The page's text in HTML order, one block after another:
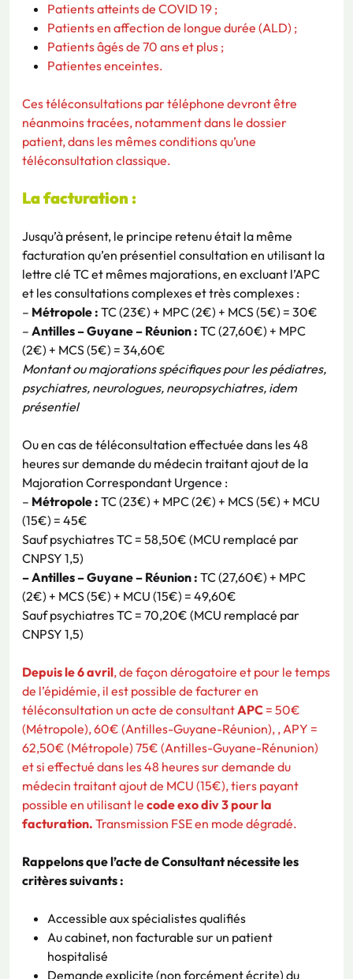
Patients atteints de COVID 19 ;
Patients en affection de longue durée (ALD) ;
Patients âgés de 70 ans et plus ;
Patientes enceintes.
Ces téléconsultations par téléphone devront être
néanmoins tracées, notamment dans le dossier
patient, dans les mêmes conditions qu’une
téléconsultation classique.
La facturation :
Jusqu’à présent, le principe retenu était la même
facturation qu’en présentiel consultation en utilisant la
lettre clé TC et mêmes majorations, en excluant l’APC
et les consultations complexes et très complexes :
– Métropole : TC (23€) + MPC (2€) + MCS (5€) = 30€
– Antilles – Guyane – Réunion : TC (27,60€) + MPC
(2€) + MCS (5€) = 34,60€
Montant ou majorations spécifiques pour les pédiatres,
psychiatres, neurologues, neuropsychiatres, idem
présentiel
Ou en cas de téléconsultation effectuée dans les 48
heures sur demande du médecin traitant ajout de la
Majoration Correspondant Urgence :
– Métropole : TC (23€) + MPC (2€) + MCS (5€) + MCU
(15€) = 45€
Sauf psychiatres TC = 58,50€ (MCU remplacé par
CNPSY 1,5)
– Antilles – Guyane – Réunion : TC (27,60€) + MPC
(2€) + MCS (5€) + MCU (15€) = 49,60€
Sauf psychiatres TC = 70,20€ (MCU remplacé par
CNPSY 1,5)
Depuis le 6 avril, de façon dérogatoire et pour le temps
de l’épidémie, il est possible de facturer en
téléconsultation un acte de consultantAPC = 50€
(Métropole), 60€ (Antilles-Guyane-Réunion), , APY =
62,50€ (Métropole) 75€ (Antilles-Guyane-Rénunion)
et si effectué dans les 48 heures sur demande du
médecin traitant ajout de MCU (15€), tiers payant
possible en utilisant le code exo div 3 pour la
facturation. Transmission FSE en mode dégradé.
Rappelons que l’acte de Consultant nécessite les
critères suivants :
Accessible aux spécialistes qualifiés
Au cabinet, non facturable sur un patient
hospitalisé
Demande explicite (non forcément écrite) du